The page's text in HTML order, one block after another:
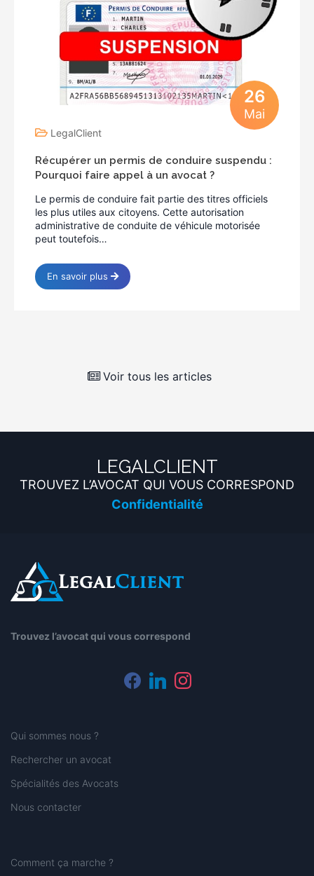
LegalClient
26
Mai
Récupérer un permis de conduire suspendu :
Pourquoi faire appel à un avocat ?
Le permis de conduire fait partie des titres officiels
les plus utiles aux citoyens. Cette autorisation
administrative de conduite de véhicule motorisée
peut toutefois…
En savoir plus
Voir tous les articles
LEGALCLIENT
TROUVEZ L’AVOCAT QUI VOUS CORRESPOND
Confidentialité
Trouvez l’avocat qui vous correspond
facebooklinkedininstagram
Qui sommes nous ?
Rechercher un avocat
Spécialités des Avocats
Nous contacter
Comment ça marche ?